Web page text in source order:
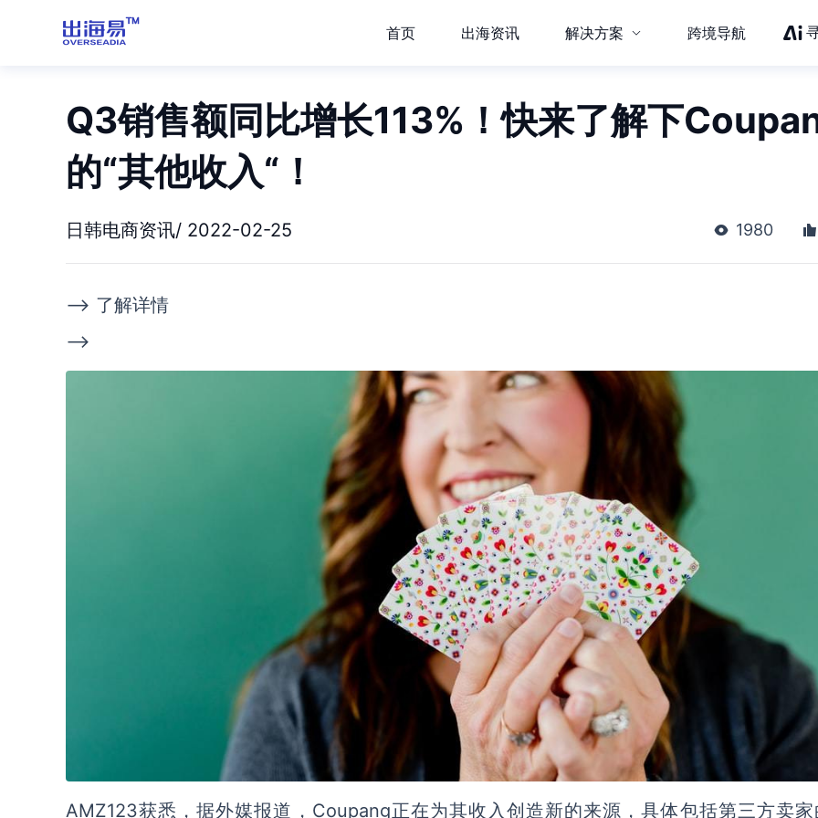
首页 出海资讯 解决方案 跨境导航
Q3销售额同比增长113%！快来了解下
的“其他收入“！
日韩电商资讯/ 2022-02-25 1980
--> 了解详情
-->
AMZ123获悉，据外媒报道，Coupang正在为其收入创造新的来源，具体包括第三方卖家